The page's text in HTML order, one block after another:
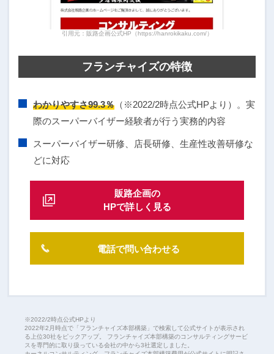
引用元：販路企画公式HP（https://hanrokikaku.com/）
フランチャイズの特徴
わかりやすさ99.3％ （※2022/2時点公式HPより）。実
際のスーパーバイザー経験者が行う実務的内容
スーパーバイザー研修、店長研修、生産性改善研修な
どに対応
販路企画の
HPで詳しく見る
電話で問い合わせる
※2022/2時点公式HPより
2022年2月時点で「フランチャイズ本部構築」で検索して公式サイトが表示され
る上位30社をピックアップ。 フランチャイズ本部構築のコンサルティングサービ
スを専門的に取り扱っている会社の中から3社選定しました。